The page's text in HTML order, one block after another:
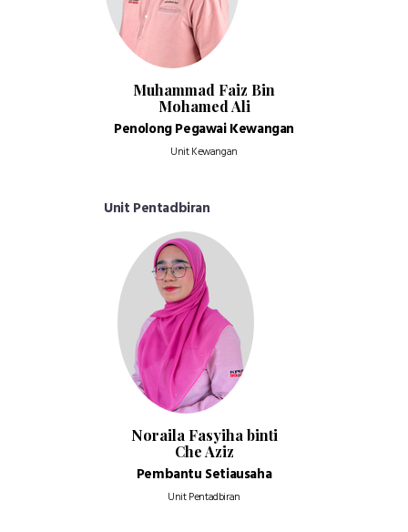
Muhammad Faiz Bin
Mohamed Ali
Penolong Pegawai Kewangan
Unit Kewangan
Unit Pentadbiran
Noraila Fasyiha binti
Che Aziz
Pembantu Setiausaha
Unit Pentadbiran